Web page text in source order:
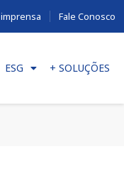
Fale Conosco
ESG + SOLUÇÕES